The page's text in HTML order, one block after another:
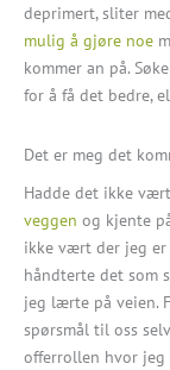
deprimert, sliter
mulig å gjøre noe
kommer an på.
for å få det bedre,
Det er meg det
Hadde det ikke
veggen og kjente
ikke vært der jeg er
håndterte det som
jeg lærte på veien.
spørsmål til oss
offerrollen hvor jeg